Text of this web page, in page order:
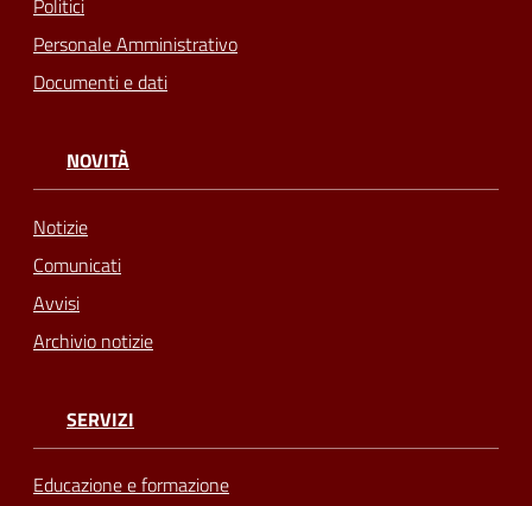
Politici
Personale Amministrativo
Documenti e dati
NOVITÀ
Notizie
Comunicati
Avvisi
Archivio notizie
SERVIZI
Educazione e formazione